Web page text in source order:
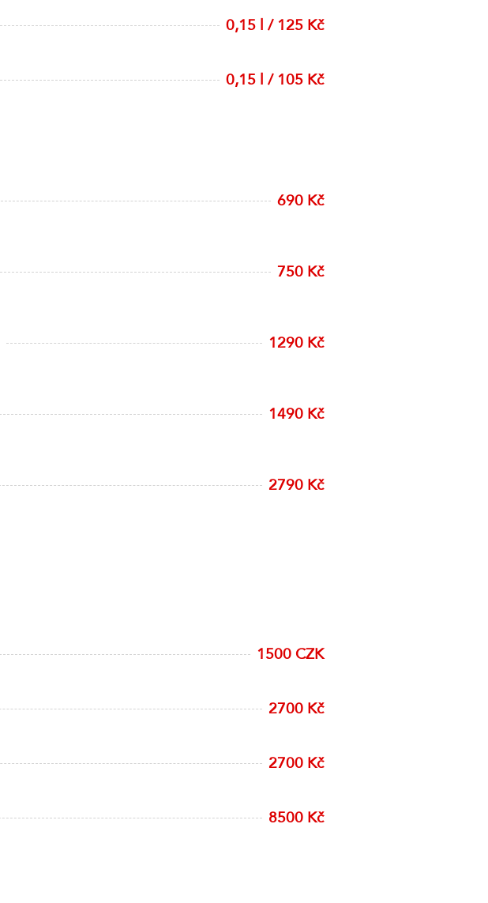
0,15 l / 125 Kč
0,15 l / 105 Kč
690 Kč
750 Kč
1290 Kč
1490 Kč
2790 Kč
1500 CZK
2700 Kč
2700 Kč
8500 Kč